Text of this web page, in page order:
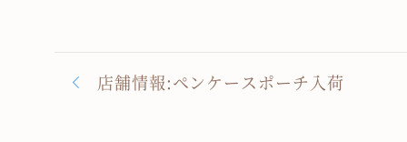
店舗情報:ペンケースポーチ入荷